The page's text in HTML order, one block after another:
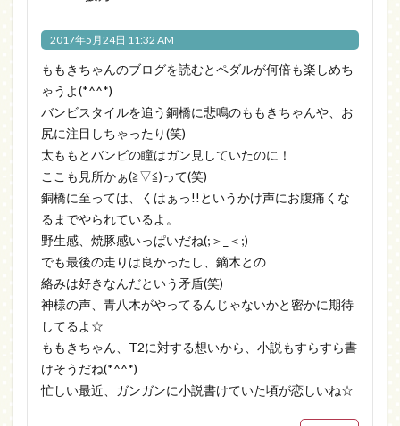
2017年5月24日 11:32 AM
ももきちゃんのブログを読むとペダルが何倍も楽しめち
ゃうよ(*^^*)
バンビスタイルを追う銅橋に悲鳴のももきちゃんや、お
尻に注目しちゃったり(笑)
太ももとバンビの瞳はガン見していたのに！
ここも見所かぁ(≧▽≦)って(笑)
銅橋に至っては、くはぁっ!!というかけ声にお腹痛くな
るまでやられているよ。
野生感、焼豚感いっぱいだね(;＞_＜;)
でも最後の走りは良かったし、鏑木との
絡みは好きなんだという矛盾(笑)
神様の声、青八木がやってるんじゃないかと密かに期待
してるよ☆
ももきちゃん、T2に対する想いから、小説もすらすら書
けそうだね(*^^*)
忙しい最近、ガンガンに小説書けていた頃が恋しいね☆